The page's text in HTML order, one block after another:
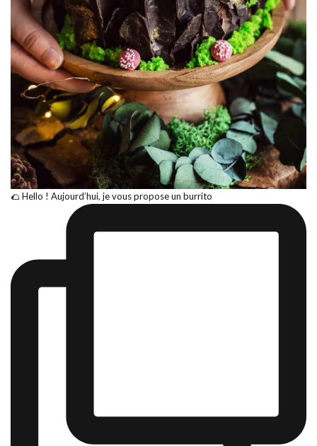
🌮 Hello ! Aujourd’hui, je vous propose un burrito